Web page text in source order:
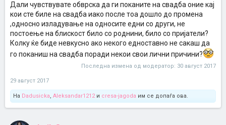
Дали чувствувате обврска да ги поканите на свадба оние кај
кои сте биле на свадба иако после тоа дошло до промена
,односно изладување на односите едни со други, не
постоење на блискост било со роднини, било со пријатели?
Колку ќе биде невкусно ако некого едноставно не сакаш да
го поканиш на свадба поради некои свои лични причини?
Последна измена од модератор: 30 август 2017
29 август 2017
На Dadusicka, Aleksandar1212и cresa-jagoda им се допаѓа ова.